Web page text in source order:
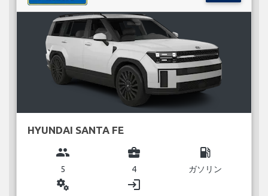
HYUNDAI SANTA FE
group
5
business_center
4
local_gas_station
ガソリン
miscellaneous_services login